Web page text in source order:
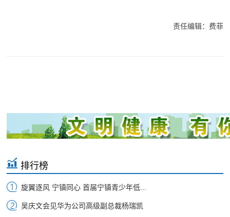
责任编辑：费菲
排行榜
旋翼逐风 宁镇同心 首届宁镇青少年低...
吴庆文会见华为公司高级副总裁杨瑞凯